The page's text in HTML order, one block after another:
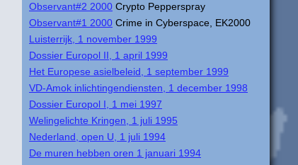
Observant#2 2000 Crypto Pepperspray
Observant#1 2000 Crime in Cyberspace, EK2000
Luisterrijk, 1 november 1999
Dossier Europol II, 1 april 1999
Het Europese asielbeleid, 1 september 1999
VD-Amok inlichtingendiensten, 1 december 1998
Dossier Europol I, 1 mei 1997
Welingelichte Kringen, 1 juli 1995
Nederland, open U, 1 juli 1994
De muren hebben oren 1 januari 1994